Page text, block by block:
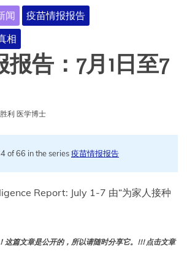
闻
疫苗情报报告
相
告：7月1日至7
利 医学博士
of 66 in the series疫苗情报报告
Report: July 1-7 由“为家人接种
这篇文章是公开的，所以请随时分享它。!!! 点击文章